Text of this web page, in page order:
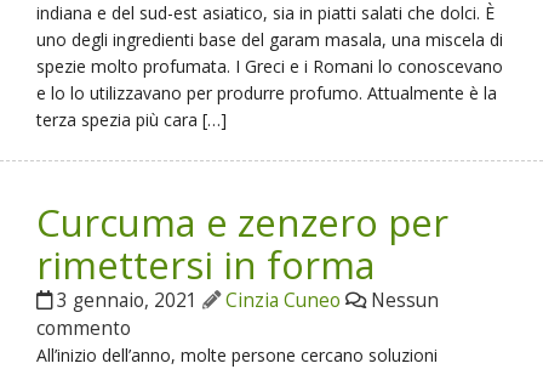
indiana e del sud-est asiatico, sia in piatti salati che dolci. È
uno degli ingredienti base del garam masala, una miscela di
spezie molto profumata. I Greci e i Romani lo conoscevano
e lo lo utilizzavano per produrre profumo. Attualmente è la
terza spezia più cara […]
Curcuma e zenzero per
rimettersi in forma
3 gennaio, 2021 Cinzia Cuneo
Nessun
commento
All’inizio dell’anno, molte persone cercano soluzioni